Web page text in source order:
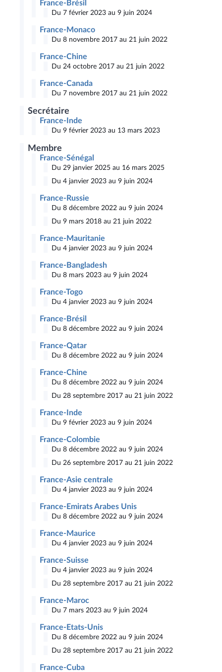
France-Brésil
Du 7 février 2023 au 9 juin 2024
France-Monaco
Du 8 novembre 2017 au 21 juin 2022
France-Chine
Du 24 octobre 2017 au 21 juin 2022
France-Canada
Du 7 novembre 2017 au 21 juin 2022
Secrétaire
France-Inde
Du 9 février 2023 au 13 mars 2023
Membre
France-Sénégal
Du 29 janvier 2025 au 16 mars 2025
Du 4 janvier 2023 au 9 juin 2024
France-Russie
Du 8 décembre 2022 au 9 juin 2024
Du 9 mars 2018 au 21 juin 2022
France-Mauritanie
Du 4 janvier 2023 au 9 juin 2024
France-Bangladesh
Du 8 mars 2023 au 9 juin 2024
France-Togo
Du 4 janvier 2023 au 9 juin 2024
France-Brésil
Du 8 décembre 2022 au 9 juin 2024
France-Qatar
Du 8 décembre 2022 au 9 juin 2024
France-Chine
Du 8 décembre 2022 au 9 juin 2024
Du 28 septembre 2017 au 21 juin 2022
France-Inde
Du 9 février 2023 au 9 juin 2024
France-Colombie
Du 8 décembre 2022 au 9 juin 2024
Du 26 septembre 2017 au 21 juin 2022
France-Asie centrale
Du 4 janvier 2023 au 9 juin 2024
France-Emirats Arabes Unis
Du 8 décembre 2022 au 9 juin 2024
France-Maurice
Du 4 janvier 2023 au 9 juin 2024
France-Suisse
Du 4 janvier 2023 au 9 juin 2024
Du 28 septembre 2017 au 21 juin 2022
France-Maroc
Du 7 mars 2023 au 9 juin 2024
France-Etats-Unis
Du 8 décembre 2022 au 9 juin 2024
Du 28 septembre 2017 au 21 juin 2022
France-Cuba